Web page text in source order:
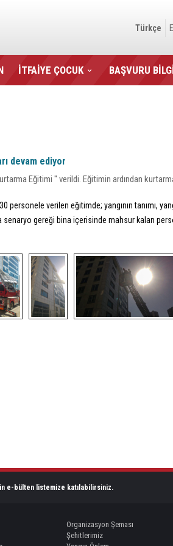
Türkçe
İTFAİYE ÇOCUK BAŞVURU
devam ediyor
Eğitimi '' verildi. Eğitimin ardından
verilen eğitimde; yangının tanımı,
gereği bina içerisinde mahsur kalan
e-bülten listemize katılabilirsiniz.
Organizasyon Şeması
Şehitlerimiz